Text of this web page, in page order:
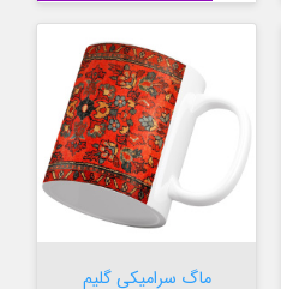
ماگ سرامیکی گلیم